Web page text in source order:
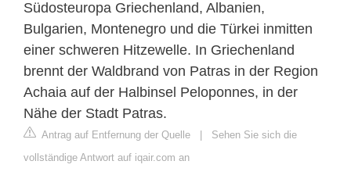
Südosteuropa Griechenland, Albanien,
Bulgarien, Montenegro und die Türkei inmitten
einer schweren Hitzewelle. In Griechenland
brennt der Waldbrand von Patras in der Region
Achaia auf der Halbinsel Peloponnes, in der
Nähe der Stadt Patras.
Antrag auf Entfernung der Quelle | Sehen Sie sich die
vollständige Antwort auf iqair.com an